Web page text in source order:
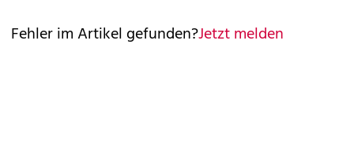
Fehler im Artikel gefunden?Jetzt melden